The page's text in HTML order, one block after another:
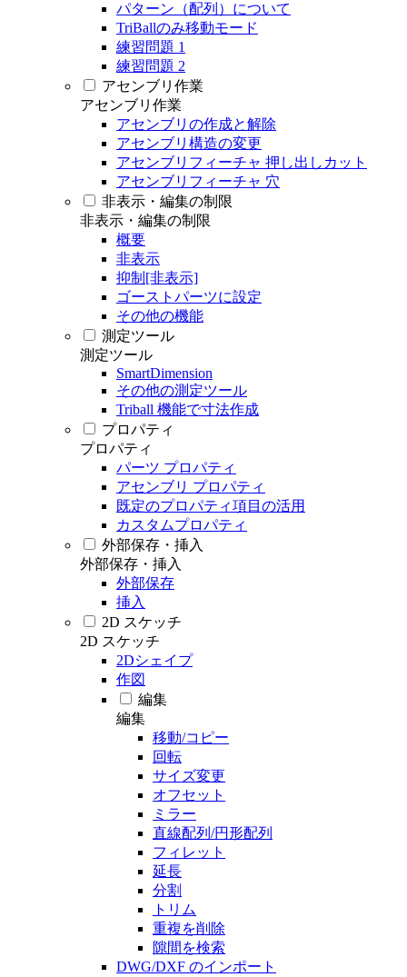
パターン（配列）について
TriBallのみ移動モード
練習問題 1
練習問題 2
アセンブリ作業
アセンブリ作業
アセンブリの作成と解除
アセンブリ構造の変更
アセンブリフィーチャ 押し出しカット
アセンブリフィーチャ 穴
非表示・編集の制限
非表示・編集の制限
概要
非表示
抑制[非表示]
ゴーストパーツに設定
その他の機能
測定ツール
測定ツール
SmartDimension
その他の測定ツール
Triball 機能で寸法作成
プロパティ
プロパティ
パーツ プロパティ
アセンブリ プロパティ
既定のプロパティ項目の活用
カスタムプロパティ
外部保存・挿入
外部保存・挿入
外部保存
挿入
2D スケッチ
2D スケッチ
2Dシェイプ
作図
編集
編集
移動/コピー
回転
サイズ変更
オフセット
ミラー
直線配列/円形配列
フィレット
延長
分割
トリム
重複を削除
隙間を検索
DWG/DXF のインポート